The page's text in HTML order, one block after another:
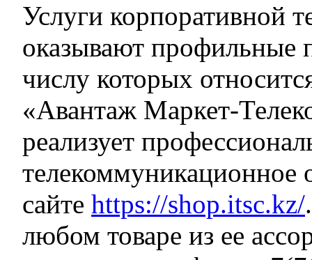
Услуги корпоративной
оказывают профильные
числу которых
«Авантаж Маркет-
реализует
телекоммуникационное
сайте https://shop.itsc.kz/
любом товаре из ее